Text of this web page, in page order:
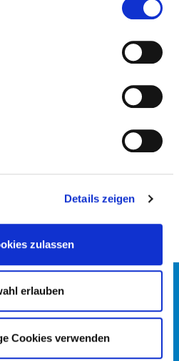
Details zeigen
zulassen
erlauben
Cookies verwenden
KARDIOLOGIE,
OF
OPS
INFO